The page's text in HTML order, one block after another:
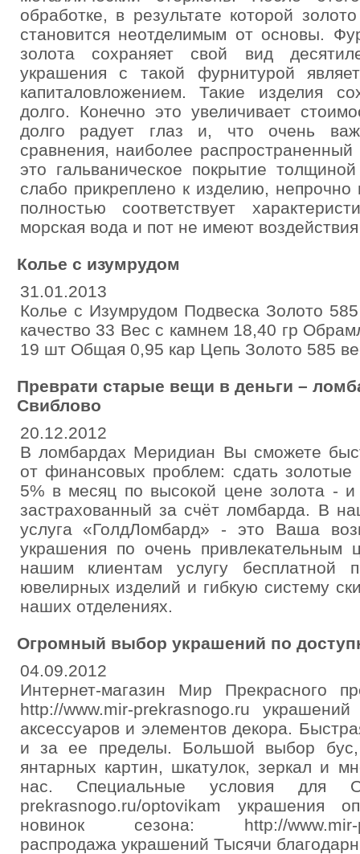
обработке, в результате которой
становится неотделимым от основы.
золота сохраняет свой вид
украшения с такой фурнитурой
капиталовложением. Такие изделия
долго. Конечно это увеличивает
долго радует глаз и, что очень
сравнения, наиболее
это гальваническое покрытие
слабо прикреплено к изделию,
полностью соответствует
морская вода и пот не имеют
Колье с изумрудом
31.01.2013
Колье с Изумрудом Подвеска Золото
качество 33 Вес с камнем 18,40 гр
19 шт Общая 0,95 кар Цепь Золото 585
Преврати старые вещи в деньги –
Свиблово
20.12.2012
В ломбардах Меридиан Вы сможете
от финансовых проблем: сдать золотые
5% в месяц по высокой цене золота -
застрахованный за счёт ломбарда. В
услуга «ГолдЛомбард» - это Ваша
украшения по очень привлекательным
нашим клиентам услугу бесплатной
ювелирных изделий и гибкую систему
наших отделениях.
Огромный выбор украшений по
04.09.2012
Интернет-магазин Мир Прекрасного
http://www.mir-prekrasnogo.ru
аксессуаров и элементов декора.
и за ее пределы. Большой выбор бус,
янтарных картин, шкатулок, зеркал и
нас. Специальные условия для
prekrasnogo.ru/optovikam украшения
новинок сезона: http://www.mir-
распродажа украшений Тысячи